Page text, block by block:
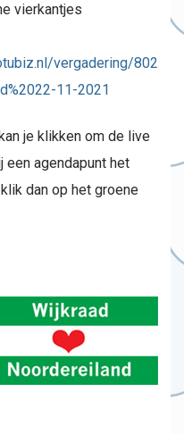
vierkantjes
vergadering/802
11-2021
je klikken om de live
een agendapunt het
dan op het groene